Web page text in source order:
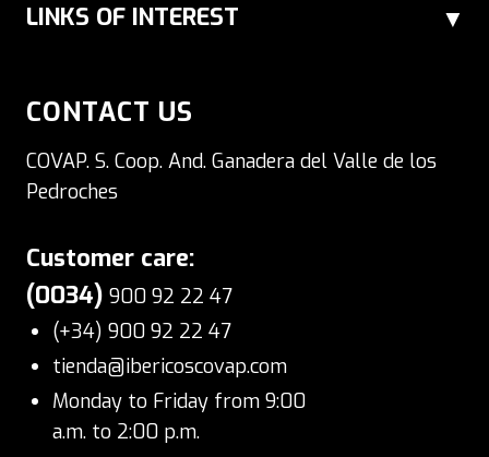
LINKS OF INTEREST
CONTACT US
COVAP. S. Coop. And. Ganadera del Valle de los
Pedroches
Customer care:
(0034) 900 92 22 47
(+34) 900 92 22 47
tienda@ibericoscovap.com
Monday to Friday from 9:00
a.m. to 2:00 p.m.